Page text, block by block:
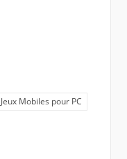
Jeux Mobiles pour PC